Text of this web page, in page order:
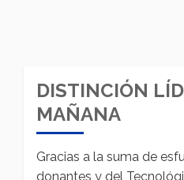
DISTINCIÓN
MAÑANA
Gracias a la suma de
donantes y del